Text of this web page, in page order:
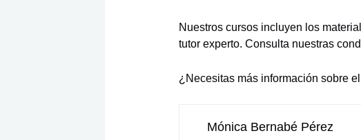
Nuestros cursos incluyen los
tutor experto. Consulta nuestras
¿Necesitas más información sobre
Mónica Bernabé Pérez